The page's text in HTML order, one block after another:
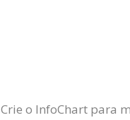
Crie o InfoChart para